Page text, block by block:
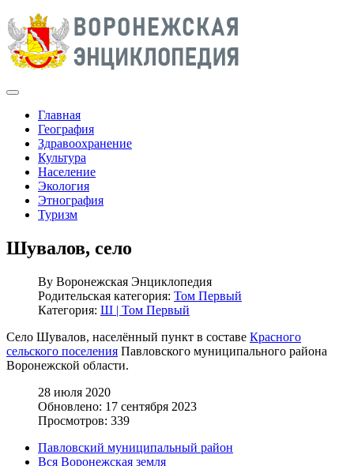
Главная
География
Здравоохранение
Культура
Население
Экология
Этнография
Туризм
Шувалов, село
By Воронежская Энциклопедия
Родительская категория: Том Первый
Категория: Ш | Том Первый
Село Шувалов, населённый пункт в составе Красного
сельского поселения Павловского муниципального района
Воронежской области.
28 июля 2020
Обновлено: 17 сентября 2023
Просмотров: 339
Павловский муниципальный район
Вся Воронежская земля